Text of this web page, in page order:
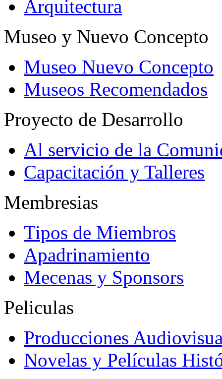
Arquitectura
Museo y Nuevo Concepto
Museo Nuevo Concepto
Museos Recomendados
Proyecto de Desarrollo
Al servicio de la
Capacitación y Talleres
Membresias
Tipos de Miembros
Apadrinamiento
Mecenas y Sponsors
Peliculas
Producciones
Novelas y Películas